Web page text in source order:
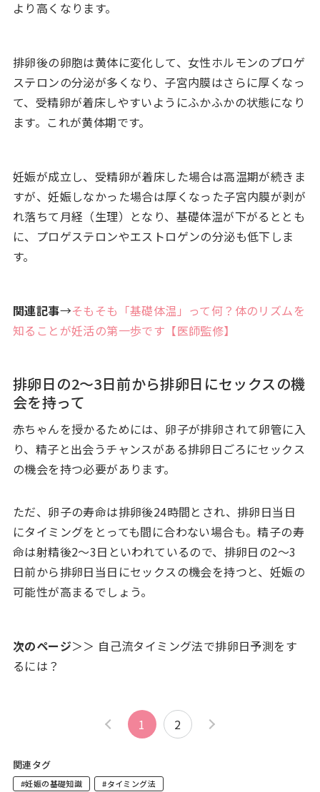
より高くなります。
排卵後の卵胞は黄体に変化して、女性ホルモンのプロゲ
ステロンの分泌が多くなり、子宮内膜はさらに厚くなっ
て、受精卵が着床しやすいようにふかふかの状態になり
ます。これが黄体期です。
妊娠が成立し、受精卵が着床した場合は高温期が続きま
すが、妊娠しなかった場合は厚くなった子宮内膜が剥が
れ落ちて月経（生理）となり、基礎体温が下がるととも
に、プロゲステロンやエストロゲンの分泌も低下しま
す。
関連記事→そもそも「基礎体温」って何？体のリズムを
知ることが妊活の第一歩です【医師監修】
排卵日の2～3日前から排卵日にセックスの機
会を持って
赤ちゃんを授かるためには、卵子が排卵されて卵管に入
り、精子と出会うチャンスがある排卵日ごろにセックス
の機会を持つ必要があります。
ただ、卵子の寿命は排卵後24時間とされ、排卵日当日
にタイミングをとっても間に合わない場合も。精子の寿
命は射精後2～3日といわれているので、排卵日の2～3
日前から排卵日当日にセックスの機会を持つと、妊娠の
可能性が高まるでしょう。
次のページ＞＞ 自己流タイミング法で排卵日予測をす
るには？
1 2
関連タグ
#妊娠の基礎知識 #タイミング法